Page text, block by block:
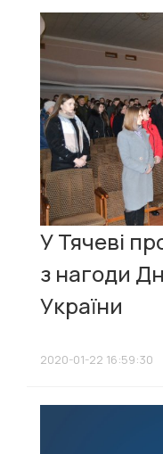
У Тячеві
з нагоди
України
2020-01-22 16:59:30